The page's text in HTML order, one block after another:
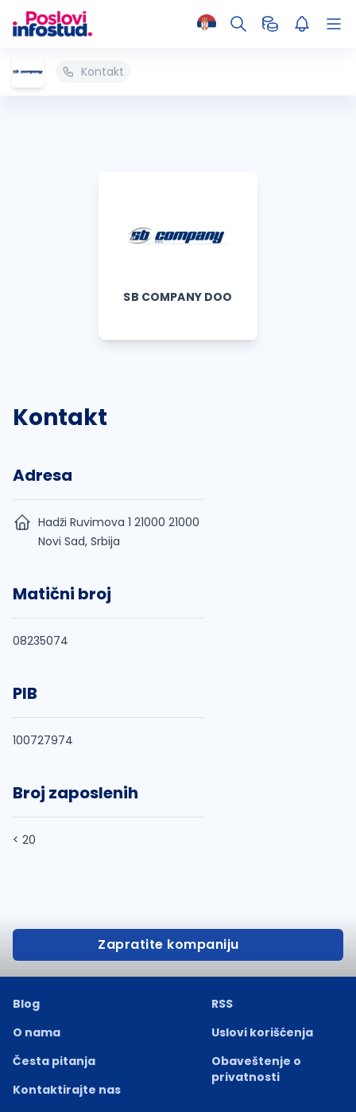
Kontakt
SB COMPANY DOO
Kontakt
Adresa
Hadži Ruvimova 1 21000 21000
Novi Sad, Srbija
Matični broj
08235074
PIB
100727974
Broj zaposlenih
< 20
Zapratite kompaniju
Blog
O nama
Česta pitanja
Kontaktirajte nas
RSS
Uslovi korišćenja
Obaveštenje o
privatnosti